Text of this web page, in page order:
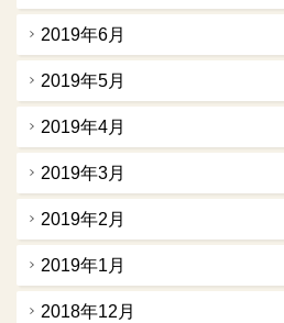
2019年6月
2019年5月
2019年4月
2019年3月
2019年2月
2019年1月
2018年12月